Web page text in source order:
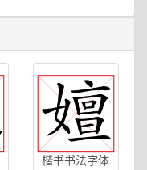
楷书书法字体